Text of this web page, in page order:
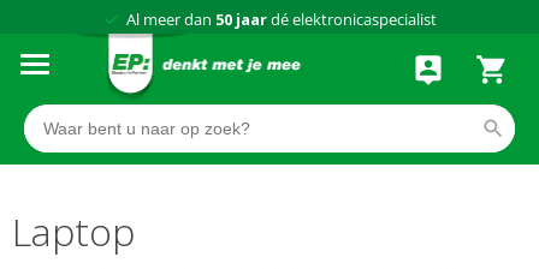
75 winkelsdoor heel Nederland
Achteraf betalen via Klarna
Laptop